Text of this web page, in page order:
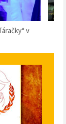
12. 2025 – Súťaž o